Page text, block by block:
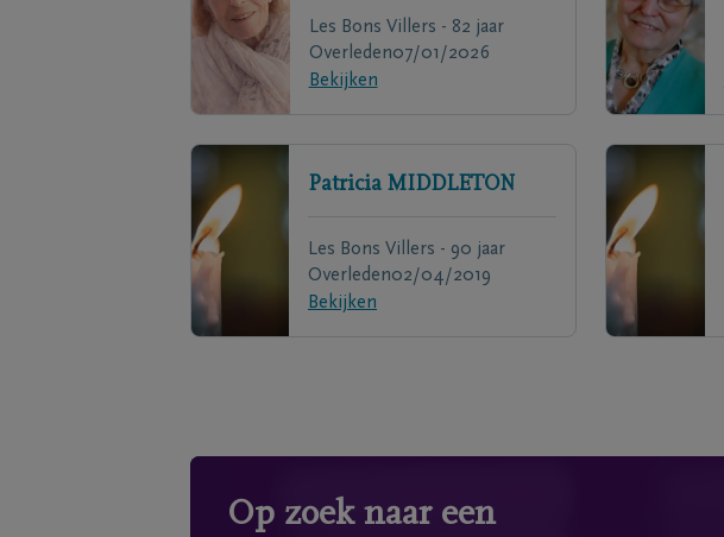
Les Bons Villers - 82 jaar
Overleden07/01/2026
Bekijken
Patricia MIDDLETON
Les Bons Villers - 90 jaar
Overleden02/04/2019
Bekijken
Op zoek naar een